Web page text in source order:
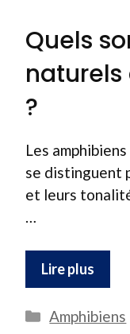
Quels
?
Les
se distinguent
et leurs
Lire plus
Catégories
Amphibiens